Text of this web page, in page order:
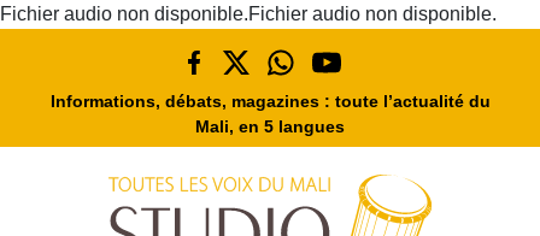
Fichier audio non disponible.Fichier audio non disponible.
Informations, débats, magazines : toute l’actualité du
Mali, en 5 langues